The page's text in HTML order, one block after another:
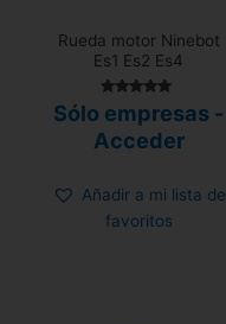
Rueda motor Ninebot
Es1 Es2 Es4
5.00
Sólo empresas -
Acceder
Añadir a mi lista de
favoritos